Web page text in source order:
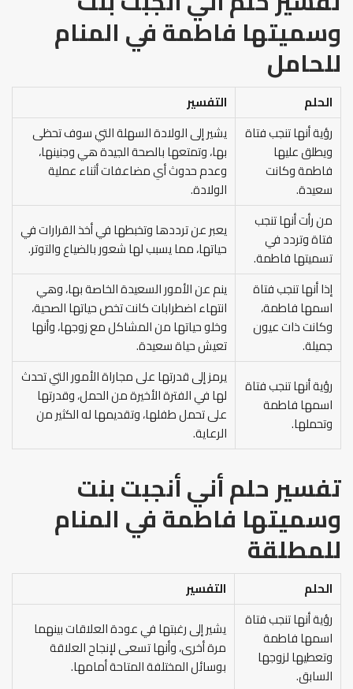
وسميتها فاطمة في المنام
للحامل
الحلم
التفسير
رؤية أنها تنجب فتاة
ويطلق عليها
فاطمة وكانت
سعيدة.
يشير إلى الولادة السهلة التي سوف تحظى
بها، وتمتعها بالصحة الجيدة هي وجنينها،
وعدم حدوث أي مضاعفات أثناء عملية
الولادة.
من رأت أنها تنجب
فتاة وتردد في
تسميتها فاطمة.
يعبر عن ترددها وتخبطها في أخذ القرارات في
حياتها، مما يسبب لها شعور بالضياع والتوتر.
إذا أنها تنجب فتاة
اسمها فاطمة،
وكانت ذات عيون
جميلة.
ينم عن الأمور السعيدة الخاصة بها، وهي
انتهاء اضطرابات كانت تخص حياتها الصحية،
وخلو حياتها من المشاكل مع زوجها، وأنها
تعيش حياة سعيدة.
رؤية أنها تنجب فتاة
اسمها فاطمة
وتحملها.
يرمز إلى قدرتها على مجاراة الأمور التي تحدث
لها في الفترة الأخيرة من الحمل، وقدرتها
على تحمل طفلها، وتقديمها له الكثير من
الرعاية.
تفسير حلم أني أنجبت بنت
وسميتها فاطمة في المنام
للمطلقة
الحلم
التفسير
رؤية أنها تنجب فتاة
اسمها فاطمة
وتعطيها لزوجها
السابق.
يشير إلى رغبتها في عودة العلاقات بينهما
مرة أخرى، وأنها تسعى لإنجاح العلاقة
بوسائل المختلفة المتاحة أمامها.